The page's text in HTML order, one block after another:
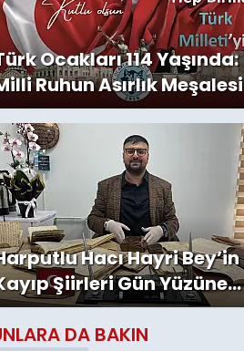
Ocakları 114 Yaşında:
Ruhun Asırlık Meşalesi
Hacı Hayri Bey’in
Şiirleri Gün Yüzüne
DA BAKIN